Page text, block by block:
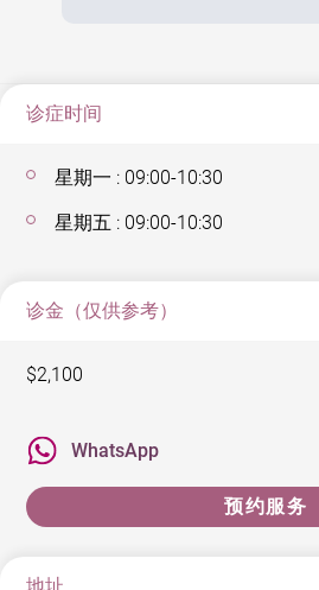
诊症时间
星期一 : 09:00-10:30
星期五 : 09:00-10:30
诊金（仅供参考）
$2,100
WhatsApp
预约服务